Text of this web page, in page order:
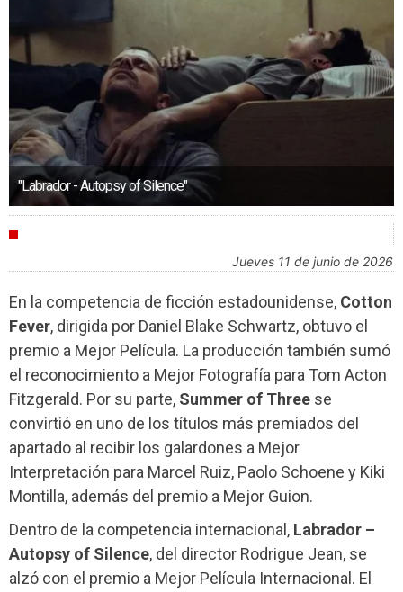
"Labrador - Autopsy of Silence"
jueves 11 de junio de 2026
En la competencia de ficción estadounidense, Cotton
Fever, dirigida por Daniel Blake Schwartz, obtuvo el
premio a Mejor Película. La producción también sumó
el reconocimiento a Mejor Fotografía para Tom Acton
Fitzgerald. Por su parte, Summer of Three se
convirtió en uno de los títulos más premiados del
apartado al recibir los galardones a Mejor
Interpretación para Marcel Ruiz, Paolo Schoene y Kiki
Montilla, además del premio a Mejor Guion.
Dentro de la competencia internacional, Labrador –
Autopsy of Silence, del director Rodrigue Jean, se
alzó con el premio a Mejor Película Internacional. El